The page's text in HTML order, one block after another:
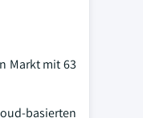
Markt mit 63
basierten